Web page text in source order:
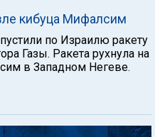
кибуца Мифалсим
по Израилю ракету
Газы. Ракета рухнула на
в Западном Негеве.